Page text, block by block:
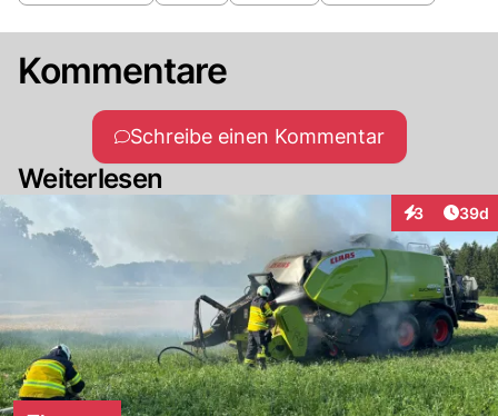
Kommentare
Schreibe einen Kommentar
Weiterlesen
3
Interaktionen
39d